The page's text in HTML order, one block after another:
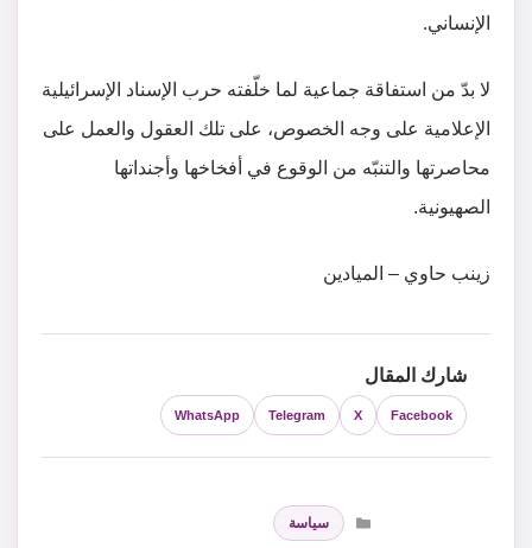
الإنساني.
لا بدّ من استفاقة جماعية لما خلّفته حرب الإسناد الإسرائيلية
الإعلامية على وجه الخصوص، على تلك العقول والعمل على
محاصرتها والتنبّه من الوقوع في أفخاخها وأجنداتها
الصهيونية.
زينب حاوي – الميادين
شارك المقال
Facebook
X
Telegram
WhatsApp
التصنيفات
سياسة